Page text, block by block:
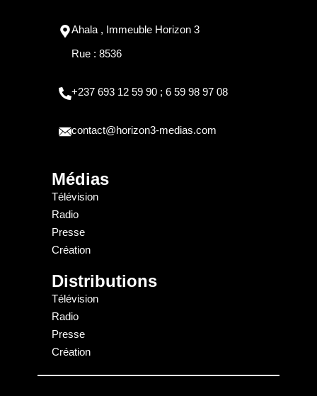
Ahala , Immeuble Horizon 3
Rue : 8536
+237 693 12 59 90 ; 6 59 98 97 08
contact@horizon3-medias.com
Médias
Télévision
Radio
Presse
Création
Distributions
Télévision
Radio
Presse
Création